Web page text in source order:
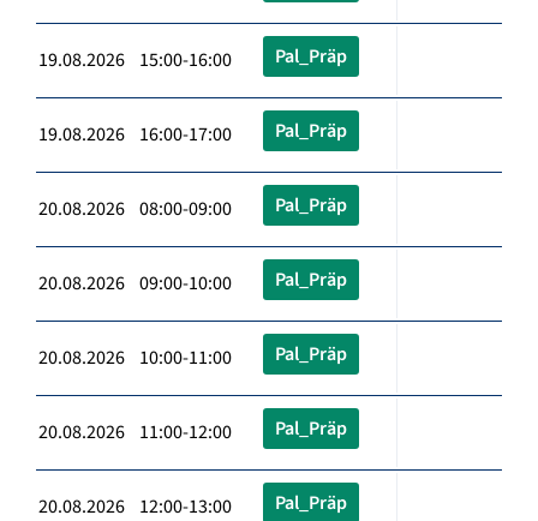
19.08.2026 15:00-16:00 Pal_Präp
19.08.2026 16:00-17:00 Pal_Präp
20.08.2026 08:00-09:00 Pal_Präp
20.08.2026 09:00-10:00 Pal_Präp
20.08.2026 10:00-11:00 Pal_Präp
20.08.2026 11:00-12:00 Pal_Präp
20.08.2026 12:00-13:00 Pal_Präp